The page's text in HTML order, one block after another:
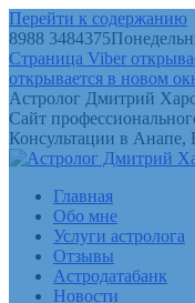
Перейти к содержанию
8988 3484375
Страница Viber
открывается в новом
Астролог Дмитрий
Сайт
Консультации в Анапе,
Главная
Обо мне
Услуги астролога
Отзывы
Астродатабанк
Новости